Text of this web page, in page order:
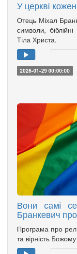
У церкві
Отець Міхал
символи,
Тіла Христа.
2026-01-29 00:00:00
Вони самі
Бранкевич
Програма про
та вірність